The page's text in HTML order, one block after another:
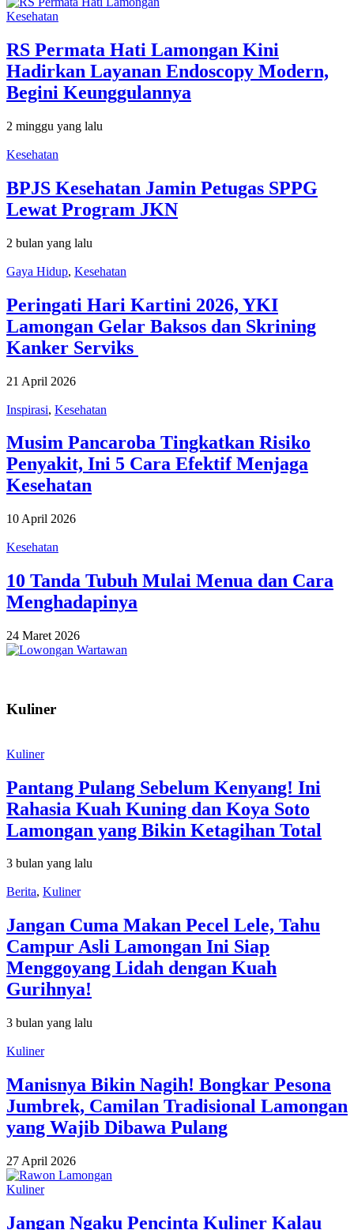
Kesehatan
RS Permata Hati Lamongan Kini
Hadirkan Layanan Endoscopy Modern,
Begini Keunggulannya
2 minggu yang lalu
Kesehatan
BPJS Kesehatan Jamin Petugas SPPG
Lewat Program JKN
2 bulan yang lalu
Gaya Hidup, Kesehatan
Peringati Hari Kartini 2026, YKI
Lamongan Gelar Baksos dan Skrining
Kanker Serviks
21 April 2026
Inspirasi, Kesehatan
Musim Pancaroba Tingkatkan Risiko
Penyakit, Ini 5 Cara Efektif Menjaga
Kesehatan
10 April 2026
Kesehatan
10 Tanda Tubuh Mulai Menua dan Cara
Menghadapinya
24 Maret 2026
Kuliner
Kuliner
Pantang Pulang Sebelum Kenyang! Ini
Rahasia Kuah Kuning dan Koya Soto
Lamongan yang Bikin Ketagihan Total
3 bulan yang lalu
Berita, Kuliner
Jangan Cuma Makan Pecel Lele, Tahu
Campur Asli Lamongan Ini Siap
Menggoyang Lidah dengan Kuah
Gurihnya!
3 bulan yang lalu
Kuliner
Manisnya Bikin Nagih! Bongkar Pesona
Jumbrek, Camilan Tradisional Lamongan
yang Wajib Dibawa Pulang
27 April 2026
Kuliner
Jangan Ngaku Pencinta Kuliner Kalau